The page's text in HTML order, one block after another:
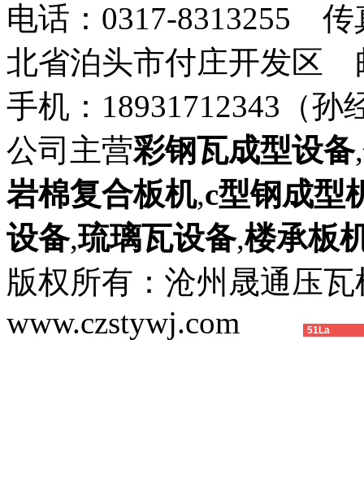
电话：0317-8313255
北省泊头市付庄开发区
手机：18931712343（孙
公司主营彩钢瓦成型设备,
岩棉复合板机,c型钢成型
设备,琉璃瓦设备,楼承板
版权所有：沧州晟通压
www.czstywj.com
51La